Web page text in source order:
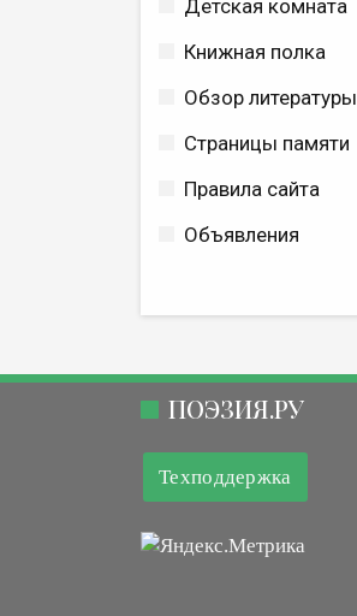
Детская комната
Книжная полка
Обзор литературы
Страницы памяти
Правила сайта
Объявления
ПОЭЗИЯ.РУ
Техподдержка